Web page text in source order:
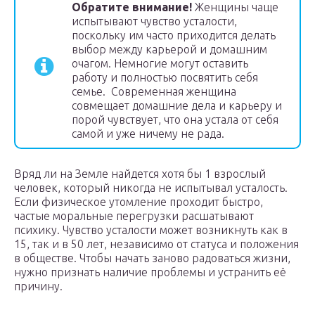
Обратите внимание! Женщины чаще
испытывают чувство усталости,
поскольку им часто приходится делать
выбор между карьерой и домашним
очагом. Немногие могут оставить
работу и полностью посвятить себя
семье. Современная женщина
совмещает домашние дела и карьеру и
порой чувствует, что она устала от себя
самой и уже ничему не рада.
Вряд ли на Земле найдется хотя бы 1 взрослый
человек, который никогда не испытывал усталость.
Если физическое утомление проходит быстро,
частые моральные перегрузки расшатывают
психику. Чувство усталости может возникнуть как в
15, так и в 50 лет, независимо от статуса и положения
в обществе. Чтобы начать заново радоваться жизни,
нужно признать наличие проблемы и устранить её
причину.